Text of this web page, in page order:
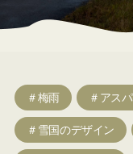
＃梅雨 ＃アス
＃雪国のデザイン